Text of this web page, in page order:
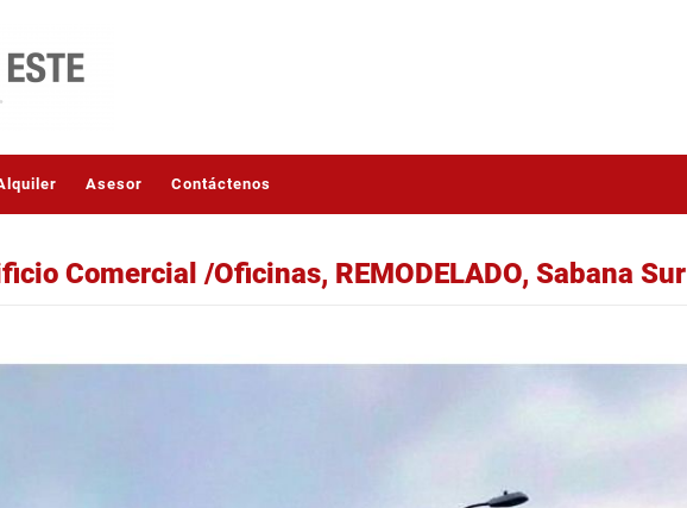
Asesor Contáctenos
Comercial /Oficinas, REMODELADO, Sabana Sur